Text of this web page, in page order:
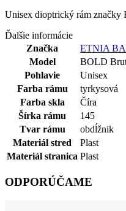
Unisex dioptrický rám
Ďalšie informácie
Značka
ETNIA
Model
BOLD
Pohlavie
Unisex
Farba rámu
tyrkysová
Farba skla
Číra
Šírka rámu
145
Tvar rámu
obdĺžnik
Materiál stred
Plast
Materiál stranica Plast
ODPORÚČAME